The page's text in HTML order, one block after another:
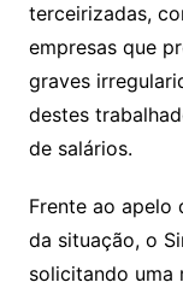
terceirizadas,
empresas que
graves
destes
de salários.
Frente ao apelo
da situação, o
solicitando uma